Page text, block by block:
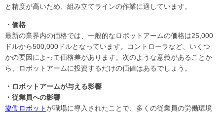
と精度が高いため、組み立てラインの作業に適しています。
・価格
最新の業界内の価格では、一般的なロボットアームの価格は25,000
ドルから500,000ドルとなっています。コントローラなど、いくつ
かの要因によって価格差があります。次のような意義があることか
ら、ロボットアームに投資するだけの価値はあるでしょう。
・ロボットアームが与える影響
・従業員への影響
協働ロボットが職場に導入されたことで、多くの従業員の労働環境